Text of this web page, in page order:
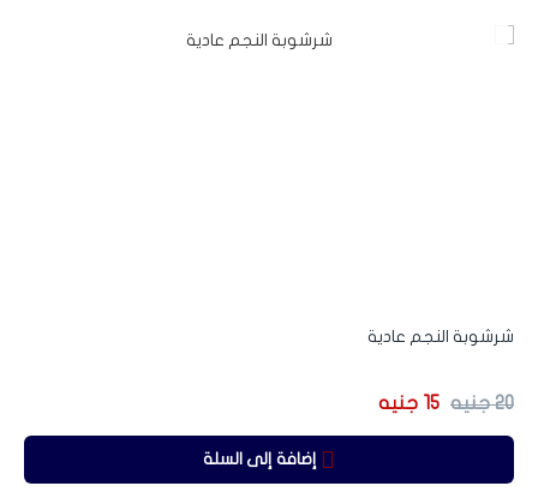
شرشوبة النجم عادية
20 جنيه 15 جنيه
إضافة إلى السلة